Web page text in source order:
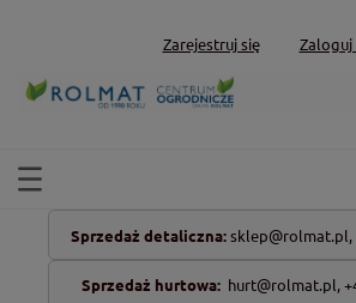
Zarejestruj się Zaloguj
Sprzedaż detaliczna: sklep@rolmat.pl,
Sprzedaż hurtowa: hurt@rolmat.pl,